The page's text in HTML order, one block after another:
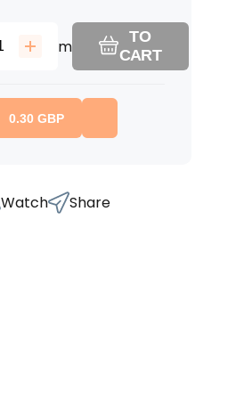
m
TO
CART
0.30 GBP
Watch Share